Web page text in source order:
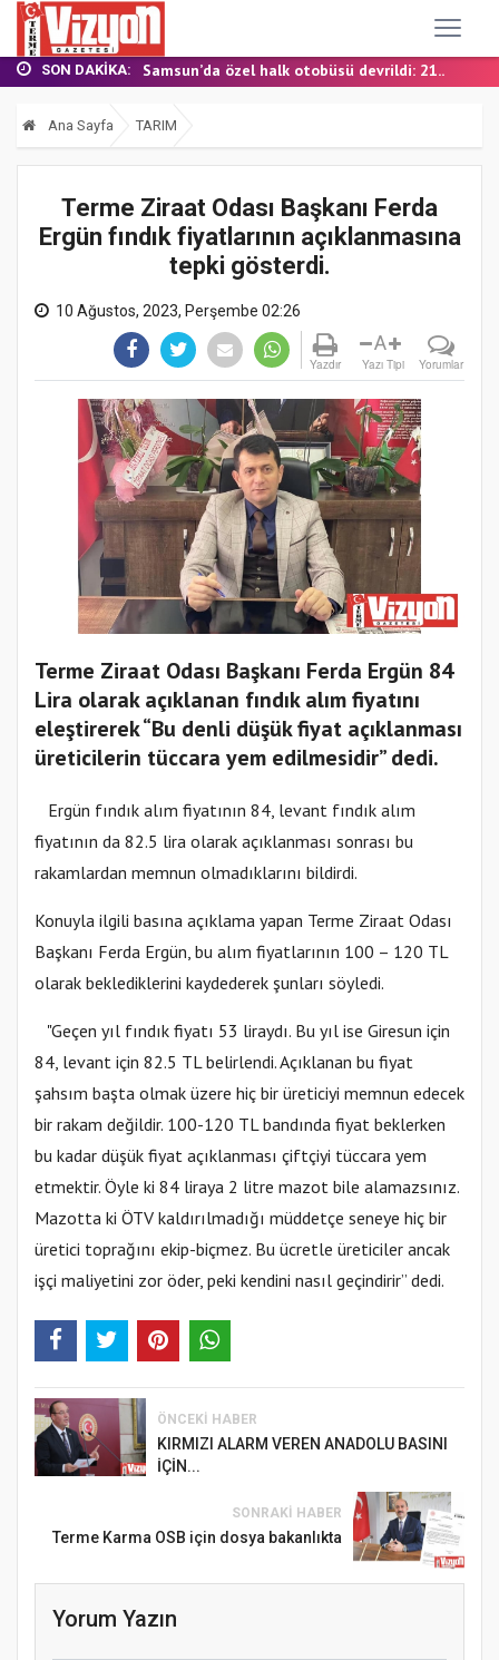
SON DAKIKA:
TERME MHP’DE KONGRE HEYECANI
YALI MAHALLESİ’NDE DOĞALGAZ İÇİN İLK KAZ...
Samsun’da özel halk otobüsü devrildi: 21...
FINDIK BAHÇESİNDE YANMIŞ HALDE ÖLÜ BULUN...
TERME MHP’DE KONGRE HEYECANI
Ana Sayfa TARIM
Terme Ziraat Odası Başkanı Ferda
Ergün fındık fiyatlarının açıklanmasına
tepki gösterdi.
10 Ağustos, 2023, Perşembe 02:26
Yazdır
A
Yazı Tipi Yorumlar
Terme Ziraat Odası Başkanı Ferda Ergün 84
Lira olarak açıklanan fındık alım fiyatını
eleştirerek “Bu denli düşük fiyat açıklanması
üreticilerin tüccara yem edilmesidir” dedi.
Ergün fındık alım fiyatının 84, levant fındık alım
fiyatının da 82.5 lira olarak açıklanması sonrası bu
rakamlardan memnun olmadıklarını bildirdi.
Konuyla ilgili basına açıklama yapan Terme Ziraat Odası
Başkanı Ferda Ergün, bu alım fiyatlarının 100 – 120 TL
olarak beklediklerini kaydederek şunları söyledi.
"Geçen yıl fındık fiyatı 53 liraydı. Bu yıl ise Giresun için
84, levant için 82.5 TL belirlendi. Açıklanan bu fiyat
şahsım başta olmak üzere hiç bir üreticiyi memnun edecek
bir rakam değildir. 100-120 TL bandında fiyat beklerken
bu kadar düşük fiyat açıklanması çiftçiyi tüccara yem
etmektir. Öyle ki 84 liraya 2 litre mazot bile alamazsınız.
Mazotta ki ÖTV kaldırılmadığı müddetçe seneye hiç bir
üretici toprağını ekip-biçmez. Bu ücretle üreticiler ancak
işçi maliyetini zor öder, peki kendini nasıl geçindirir” dedi.
ÖNCEKI HABER
KIRMIZI ALARM VEREN ANADOLU BASINI
İÇİN...
SONRAKI HABER
Terme Karma OSB için dosya bakanlıkta
Yorum Yazın